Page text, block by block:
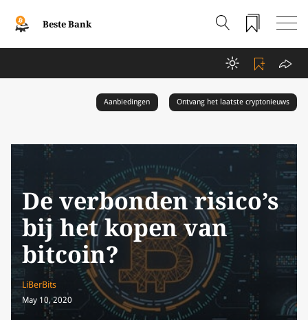
Beste Bank
Aanbiedingen Ontvang het laatste cryptonieuws
De verbonden risico’s
bij het kopen van
bitcoin?
LiBerBits
May 10, 2020